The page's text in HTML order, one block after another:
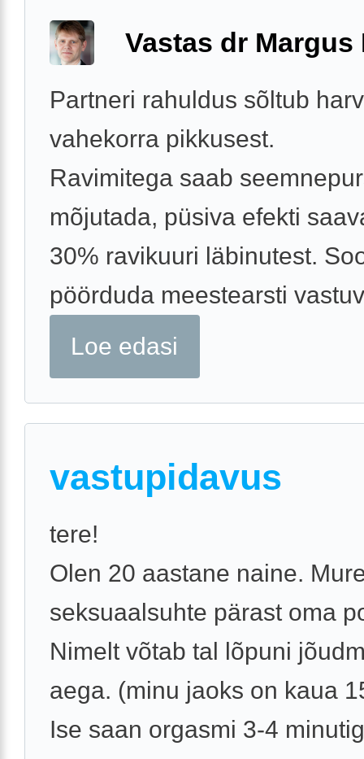
Vastas dr Margus
Partneri rahuldus sõltub
vahekorra pikkusest.
Ravimitega saab
mõjutada, püsiva efekti
30% ravikuuri läbinutest.
pöörduda meestearsti
Loe edasi
vastupidavus
tere!
Olen 20 aastane naine.
seksuaalsuhte pärast oma
Nimelt võtab tal lõpuni
aega. (minu jaoks on kaua
Ise saan orgasmi 3-4